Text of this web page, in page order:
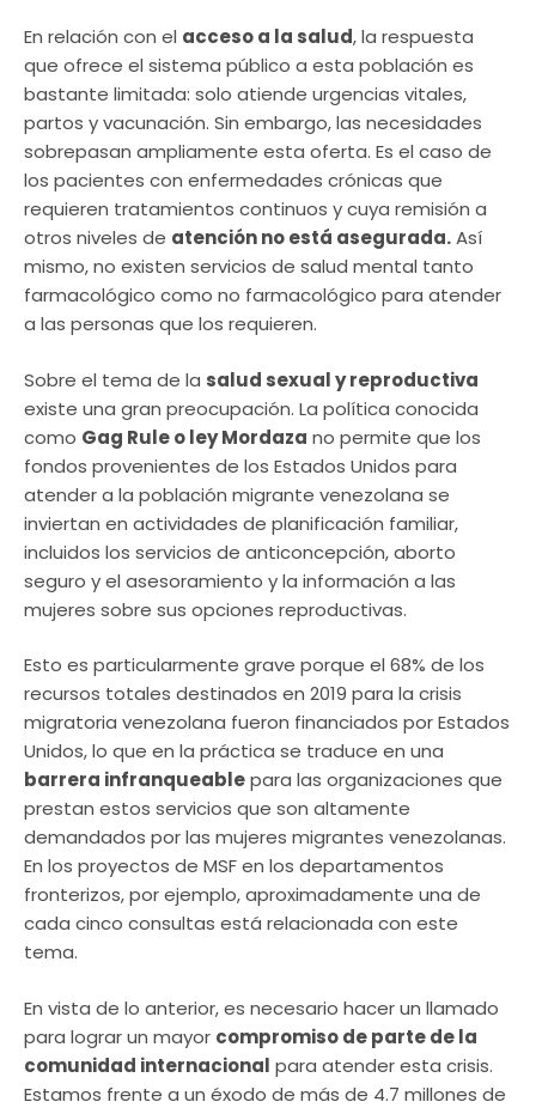
En relación con el acceso a la salud, la respuesta
que ofrece el sistema público a esta población es
bastante limitada: solo atiende urgencias vitales,
partos y vacunación. Sin embargo, las necesidades
sobrepasan ampliamente esta oferta. Es el caso de
los pacientes con enfermedades crónicas que
requieren tratamientos continuos y cuya remisión a
otros niveles de atención no está asegurada.Así
mismo, no existen servicios de salud mental tanto
farmacológico como no farmacológico para atender
a las personas que los requieren.
Sobre el tema de la salud sexual y reproductiva
existe una gran preocupación. La política conocida
como Gag Rule o ley Mordaza no permite que los
fondos provenientes de los Estados Unidos para
atender a la población migrante venezolana se
inviertan en actividades de planificación familiar,
incluidos los servicios de anticoncepción, aborto
seguro y el asesoramiento y la información a las
mujeres sobre sus opciones reproductivas.
Esto es particularmente grave porque el 68% de los
recursos totales destinados en 2019 para la crisis
migratoria venezolana fueron financiados por Estados
Unidos, lo que en la práctica se traduce en una
barrera infranqueablepara las organizaciones que
prestan estos servicios que son altamente
demandados por las mujeres migrantes venezolanas.
En los proyectos de MSF en los departamentos
fronterizos, por ejemplo, aproximadamente una de
cada cinco consultas está relacionada con este
tema.
En vista de lo anterior, es necesario hacer un llamado
para lograr un mayor compromiso de parte de la
comunidad internacional para atender esta crisis.
Estamos frente a un éxodo de más de 4.7 millones de